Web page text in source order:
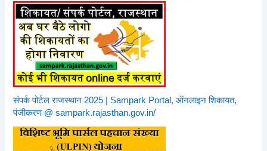
संपर्क पोर्टल राजस्थान 2025 | Sampark Portal, ऑनलाइन शिकायत,
पंजीकरण @ sampark.rajasthan.gov.in/